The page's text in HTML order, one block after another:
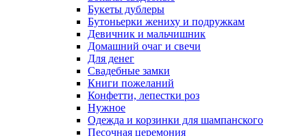
Букеты дублеры
Бутоньерки жениху и подружкам
Девичник и мальчишник
Домашний очаг и свечи
Для денег
Свадебные замки
Книги пожеланий
Конфетти, лепестки роз
Нужное
Одежда и корзинки для шампанского
Песочная церемония